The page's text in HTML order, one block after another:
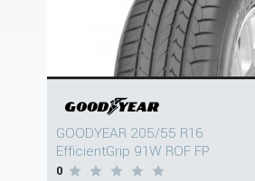
GOODYEAR 205/55 R16
EfficientGrip 91W ROF FP
0